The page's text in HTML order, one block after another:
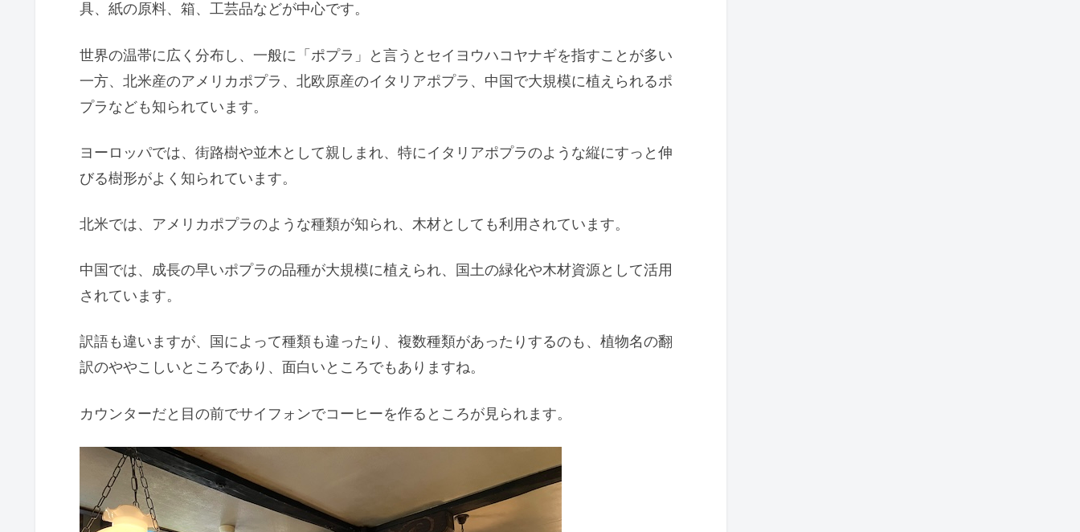
具、紙の原料、箱、工芸品などが中心です。
世界の温帯に広く分布し、一般に「ポプラ」と言うとセイヨウハコヤナギを指すことが多い
一方、北米産のアメリカポプラ、北欧原産のイタリアポプラ、中国で大規模に植えられるポ
プラなども知られています。
ヨーロッパでは、街路樹や並木として親しまれ、特にイタリアポプラのような縦にすっと伸
びる樹形がよく知られています。
北米では、アメリカポプラのような種類が知られ、木材としても利用されています。
中国では、成長の早いポプラの品種が大規模に植えられ、国土の緑化や木材資源として活用
されています。
訳語も違いますが、国によって種類も違ったり、複数種類があったりするのも、植物名の翻
訳のややこしいところであり、面白いところでもありますね。
カウンターだと目の前でサイフォンでコーヒーを作るところが見られます。